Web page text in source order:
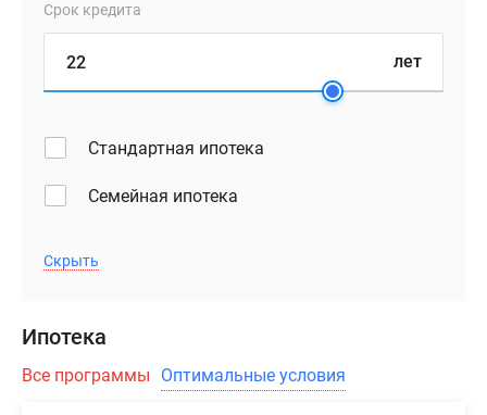
Срок кредита
лет
Стандартная ипотека
Семейная ипотека
Скрыть
Ипотека
Все программы Оптимальные условия